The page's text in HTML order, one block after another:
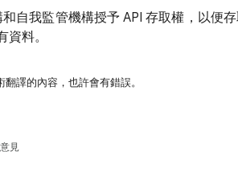
自我監管機構授予 API 存取權，以便
料。
譯的內容，也許會有錯誤。
見